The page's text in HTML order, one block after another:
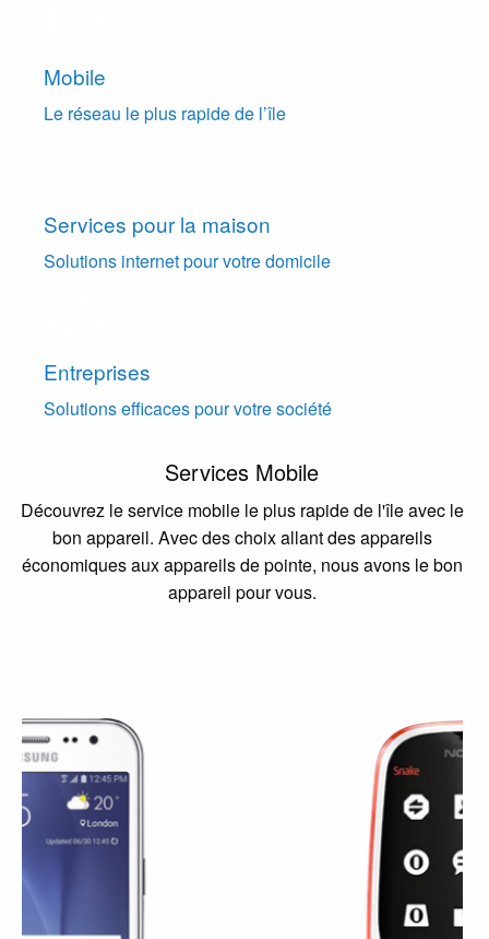
Mobile
Le réseau le plus rapide de l’île
Services pour la maison
Solutions internet pour votre domicile
Entreprises
Solutions efficaces pour votre société
Services Mobile
Découvrez le service mobile le plus rapide de l'île avec le
bon appareil. Avec des choix allant des appareils
économiques aux appareils de pointe, nous avons le bon
appareil pour vous.